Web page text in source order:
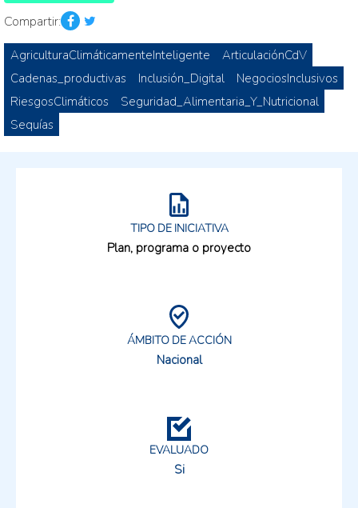
Compartir:
AgriculturaClimáticamenteInteligente
ArticulaciónCdV
Cadenas_productivas
Inclusión_Digital
NegociosInclusivos
RiesgosClimáticos
Seguridad_Alimentaria_Y_Nutricional
Sequías
TIPO DE INICIATIVA
Plan, programa o proyecto
ÁMBITO DE ACCIÓN
Nacional
EVALUADO
Si